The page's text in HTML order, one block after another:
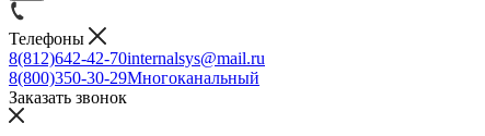
Телефоны
8(812)642-42-70internalsys@mail.ru
8(800)350-30-29Многоканальный
Заказать звонок